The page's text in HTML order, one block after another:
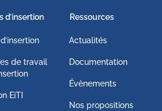
d’insertion
de travail
EiTI
Ressources
Actualités
Documentation
Évènements
Nos propositions